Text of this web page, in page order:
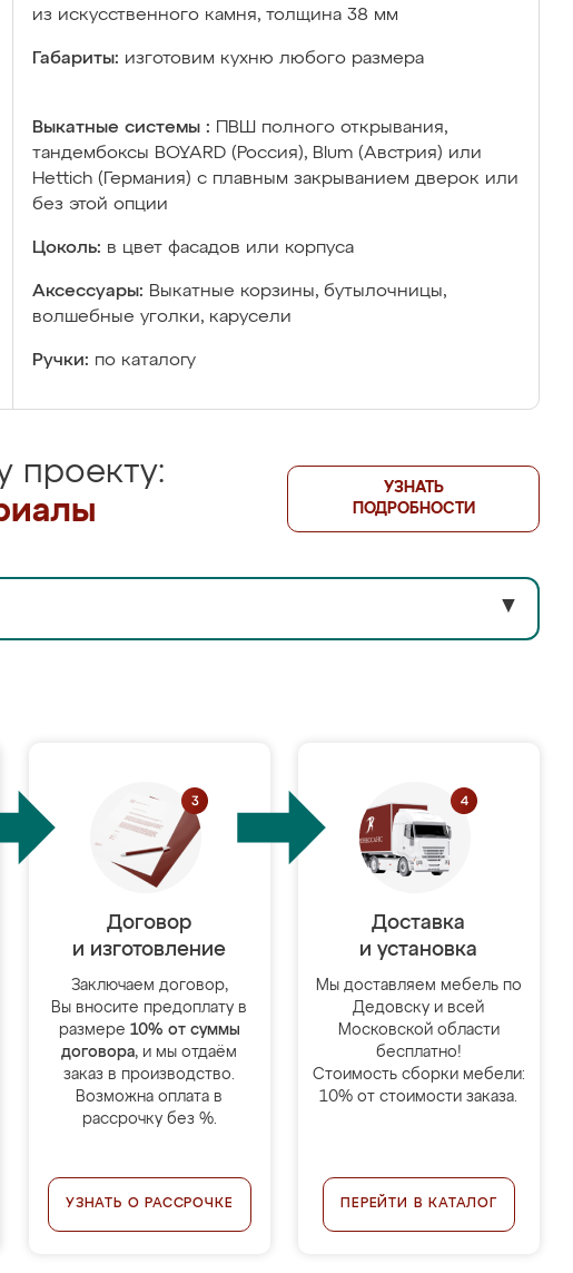
из искусственного камня, толщина 38 мм
Габариты: изготовим кухню любого размера
Выкатные системы :
ПВШ полного открывания,
тандембоксы BOYARD (Россия), Blum (Австрия) или
Hettich (Германия) с плавным закрыванием дверок или
без этой опции
Цоколь: в цвет фасадов или корпуса
Аксессуары: Выкатные корзины, бутылочницы,
волшебные уголки, карусели
Ручки: по каталогу
проекту:
УЗНАТЬ
ПОДРОБНОСТИ
▼
Договор
и изготовление
Заключаем договор,
Вы вносите предоплату в
размере 10% от суммы
договора, и мы отдаём
заказ в производство.
Возможна оплата в
рассрочку без %.
УЗНАТЬ О РАССРОЧКЕ
Доставка
и установка
Мы доставляем мебель по
Дедовску и всей
Московской области
бесплатно!
Стоимость сборки мебели:
10% от стоимости заказа.
ПЕРЕЙТИ В КАТАЛОГ